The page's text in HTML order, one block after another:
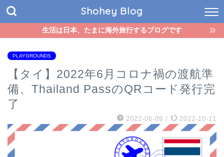
Shohey Blog
生活は日本、たまに海外旅行するブログです
PLAYGROUNDS
【タイ】2022年6月コロナ禍の渡航準
備、Thailand PassのQRコード発行完
了
2022-06-09 / 2022-10-11